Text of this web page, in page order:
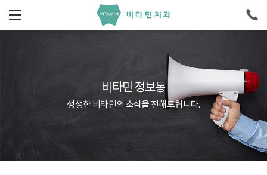
비타민 정보통
생생한 비타민의 소식을 전해드립니다.